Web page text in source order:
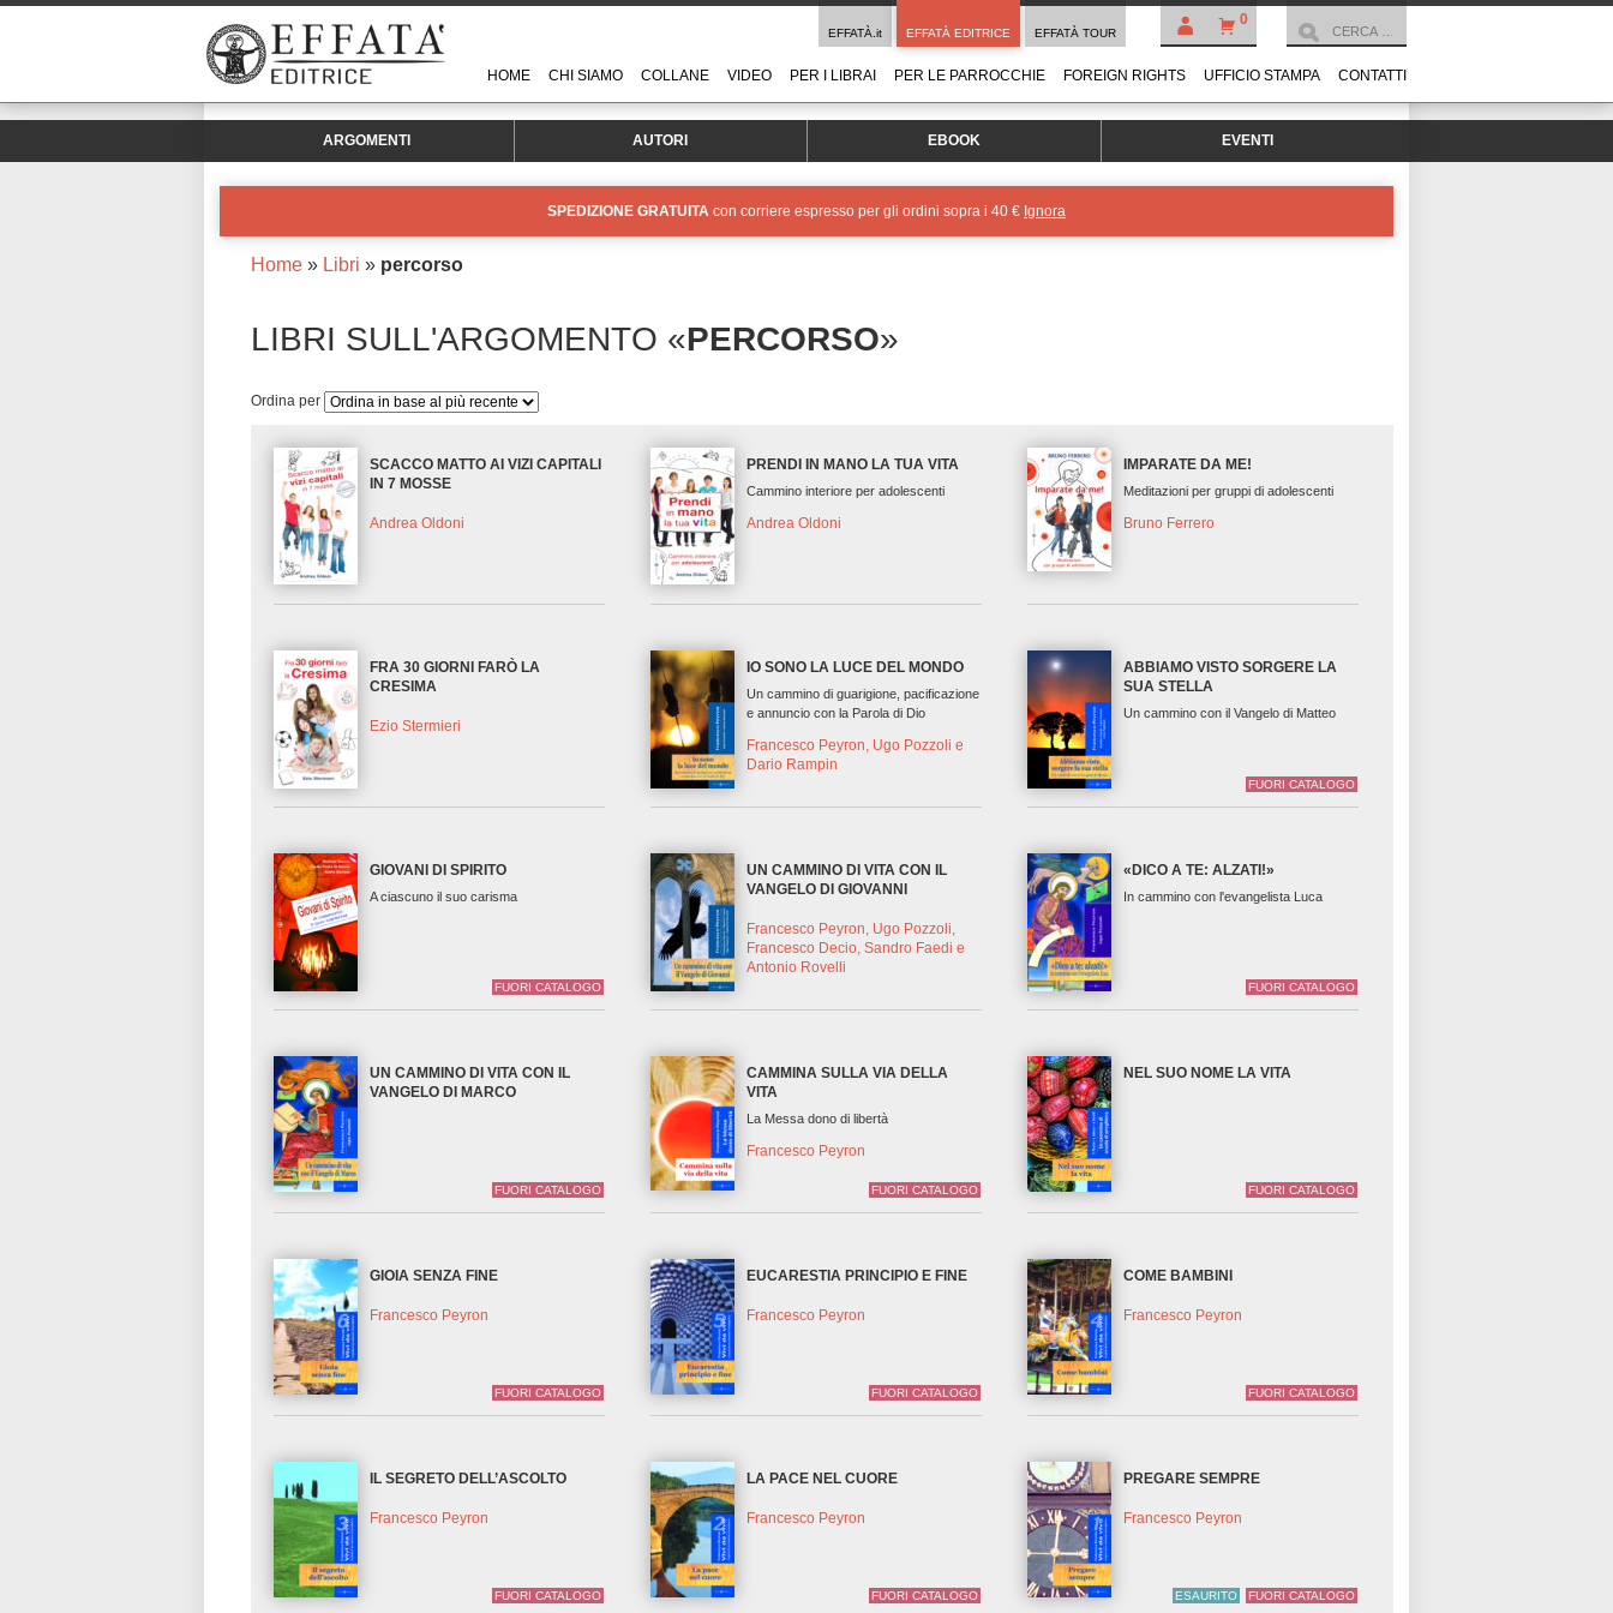
0
EFFATÀ.it EFFATÀ EDITRICE EFFATÀ TOUR
HOME CHI SIAMO COLLANE VIDEO PER I LIBRAI PER LE PARROCCHIE FOREIGN RIGHTS UFFICIO STAMPA CONTATTI
ARGOMENTI AUTORI EBOOK EVENTI
SPEDIZIONE GRATUITA con corriere espresso per gli ordini sopra i 40 € Ignora
Home » Libri » percorso
LIBRI SULL'ARGOMENTO «PERCORSO»
Ordina per
SCACCO MATTO AI VIZI CAPITALI
IN 7 MOSSE
Andrea Oldoni
PRENDI IN MANO LA TUA VITA
Cammino interiore per adolescenti
Andrea Oldoni
IMPARATE DA ME!
Meditazioni per gruppi di adolescenti
Bruno Ferrero
FRA 30 GIORNI FARÒ LA
CRESIMA
Ezio Stermieri
IO SONO LA LUCE DEL MONDO
Un cammino di guarigione, pacificazione
e annuncio con la Parola di Dio
Francesco Peyron, Ugo Pozzoli e
Dario Rampin
ABBIAMO VISTO SORGERE LA
SUA STELLA
Un cammino con il Vangelo di Matteo
FUORI CATALOGO
GIOVANI DI SPIRITO
A ciascuno il suo carisma
FUORI CATALOGO
UN CAMMINO DI VITA CON IL
VANGELO DI GIOVANNI
Francesco Peyron, Ugo Pozzoli,
Francesco Decio, Sandro Faedi e
Antonio Rovelli
«DICO A TE: ALZATI!»
In cammino con l'evangelista Luca
FUORI CATALOGO
UN CAMMINO DI VITA CON IL
VANGELO DI MARCO
FUORI CATALOGO
CAMMINA SULLA VIA DELLA
VITA
La Messa dono di libertà
Francesco Peyron
FUORI CATALOGO
NEL SUO NOME LA VITA
FUORI CATALOGO
GIOIA SENZA FINE
Francesco Peyron
FUORI CATALOGO
EUCARESTIA PRINCIPIO E FINE
Francesco Peyron
FUORI CATALOGO
COME BAMBINI
Francesco Peyron
FUORI CATALOGO
IL SEGRETO DELL’ASCOLTO
Francesco Peyron
FUORI CATALOGO
LA PACE NEL CUORE
Francesco Peyron
FUORI CATALOGO
PREGARE SEMPRE
Francesco Peyron
ESAURITO FUORI CATALOGO